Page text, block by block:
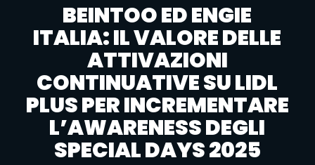
BEINTOO ED ENGIE
ITALIA: IL VALORE DELLE
ATTIVAZIONI
CONTINUATIVE SU LIDL
PLUS PER INCREMENTARE
L’AWARENESS DEGLI
SPECIAL DAYS 2025